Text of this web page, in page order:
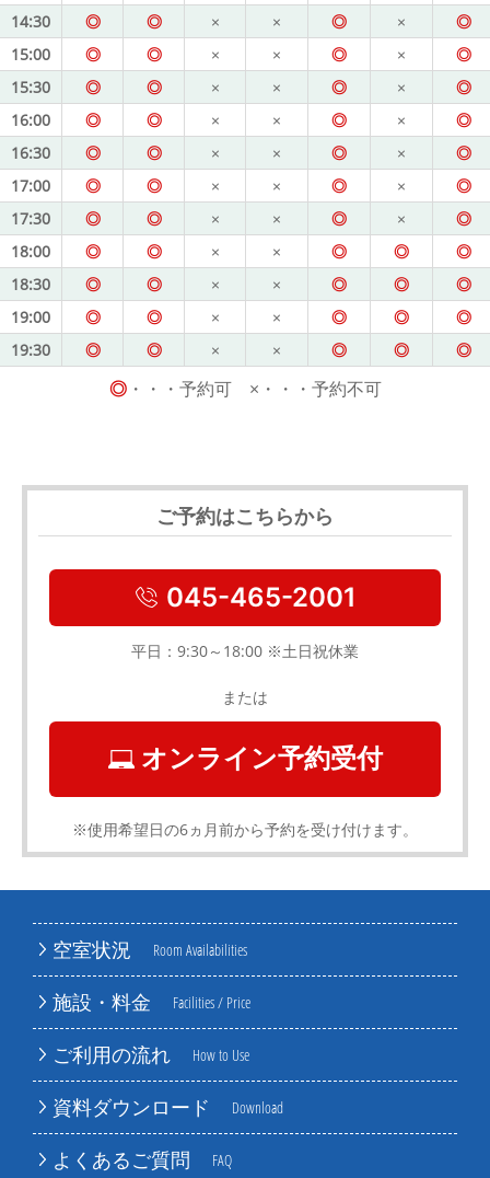
空室状況 Room Availabilities
施設・料金 Facilities / Price
ご利用の流れ How to Use
資料ダウンロード Download
よくあるご質問 FAQ
14:30
◎ ◎ × × ◎ ×
◎
15:00
◎ ◎ × × ◎ ×
◎
15:30
◎ ◎ × × ◎ ×
◎
16:00
◎ ◎ × × ◎ ×
◎
16:30
◎ ◎ × × ◎ ×
◎
17:00
◎ ◎ × × ◎ ×
◎
17:30
◎ ◎ × × ◎ ×
◎
18:00
◎ ◎ × × ◎ ◎
◎
18:30
◎ ◎ × × ◎ ◎
◎
19:00
◎ ◎ × × ◎ ◎
◎
19:30
◎ ◎ × × ◎ ◎ ◎
◎・・・予約可 ×・・・予約不可
ご予約はこちらから
045-465-2001
平日：9:30～18:00 ※土日祝休業
または
オンライン予約受付
※使用希望日の6ヵ月前から予約を受け付けます。